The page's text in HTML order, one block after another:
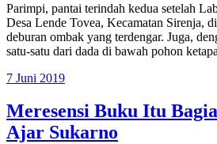
Parimpi, pantai terindah kedua setelah
Desa Lende Tovea, Kecamatan Sirenja,
deburan ombak yang terdengar. Juga,
satu-satu dari dada di bawah pohon
7 Juni 2019
Meresensi Buku Itu
Ajar Sukarno